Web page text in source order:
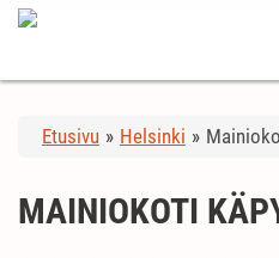
Etusivu » Helsinki »
MAINIOKOTI